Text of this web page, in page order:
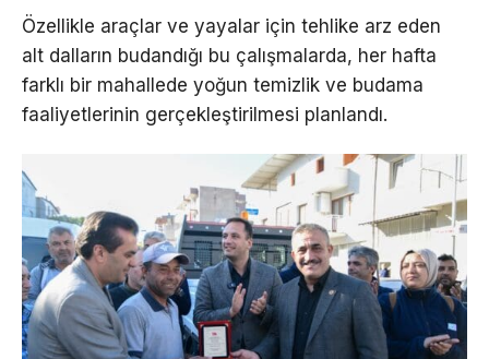
Özellikle araçlar ve yayalar için tehlike arz eden
alt dalların budandığı bu çalışmalarda, her hafta
farklı bir mahallede yoğun temizlik ve budama
faaliyetlerinin gerçekleştirilmesi planlandı.